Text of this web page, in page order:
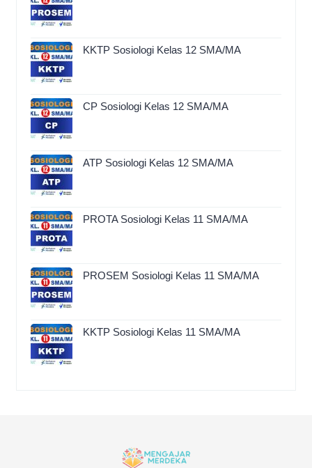
KKTP Sosiologi Kelas 12 SMA/MA
CP Sosiologi Kelas 12 SMA/MA
ATP Sosiologi Kelas 12 SMA/MA
PROTA Sosiologi Kelas 11 SMA/MA
PROSEM Sosiologi Kelas 11 SMA/MA
KKTP Sosiologi Kelas 11 SMA/MA